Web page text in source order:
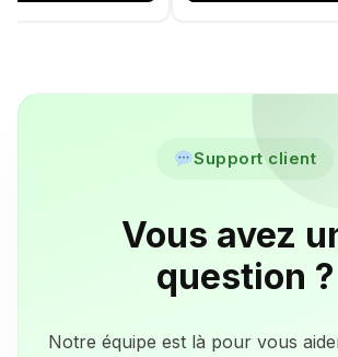
Support client
Vous avez
question ?
Notre équipe est là pour vous